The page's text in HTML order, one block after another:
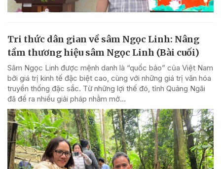
Tri thức dân gian về sâm Ngọc Linh: Nâng
tầm thương hiệu sâm Ngọc Linh (Bài cuối)
Sâm Ngọc Linh được mệnh danh là “quốc bảo” của Việt Nam
bởi giá trị kinh tế đặc biệt cao, cùng với những giá trị văn hóa
truyền thống đặc sắc. Từ những lợi thế đó, tỉnh Quảng Ngãi
đã đề ra nhiều giải pháp nhằm mở...